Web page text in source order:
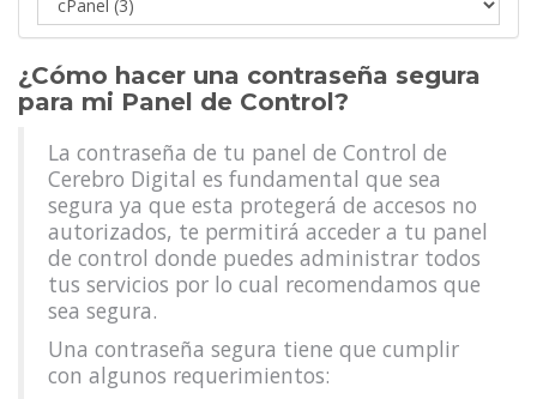
¿Cómo hacer una contraseña segura
para mi Panel de Control?
La contraseña de tu panel de Control de
Cerebro Digital es fundamental que sea
segura ya que esta protegerá de accesos no
autorizados, te permitirá acceder a tu panel
de control donde puedes administrar todos
tus servicios por lo cual recomendamos que
sea segura.
Una contraseña segura tiene que cumplir
con algunos requerimientos: